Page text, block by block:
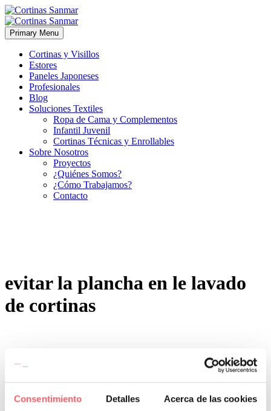
Consentimiento Detalles Acerca de las cookies
Primary Menu
Cortinas y Visillos
Estores
Paneles Japoneses
Profesionales
Blog
Soluciones Textiles
Ropa de Cama y Complementos
Infantil Juvenil
Cortinas Técnicas y Enrollables
Sobre Nosotros
Proyectos
¿Quiénes Somos?
¿Cómo Trabajamos?
Contacto
evitar la plancha en le lavado
de cortinas
0
Por San Mar Trucos y consejos